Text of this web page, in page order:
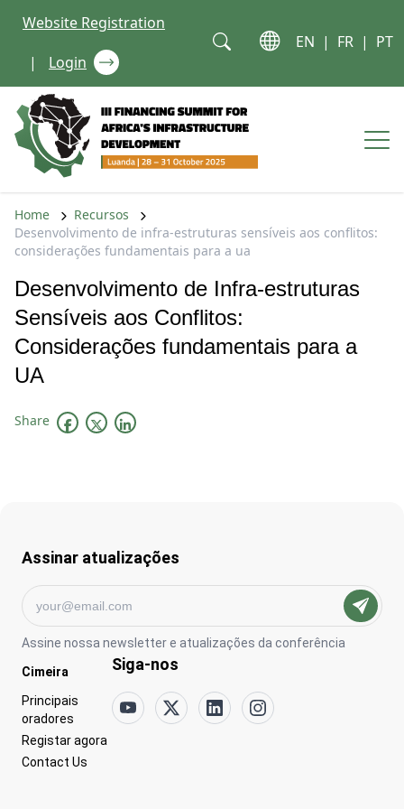
Website Registration
|
Login
EN | FR | PT
Home
Recursos
Desenvolvimento de infra-estruturas sensíveis aos conflitos:
considerações fundamentais para a ua
Desenvolvimento de Infra-estruturas
Sensíveis aos Conflitos:
Considerações fundamentais para a
UA
Share
Assinar atualizações
Assine nossa newsletter e atualizações da conferência
Cimeira
Go to:
Principais
oradores
Go to:
Registar agora
Go to:
Contact Us
Go to:
Siga-nos